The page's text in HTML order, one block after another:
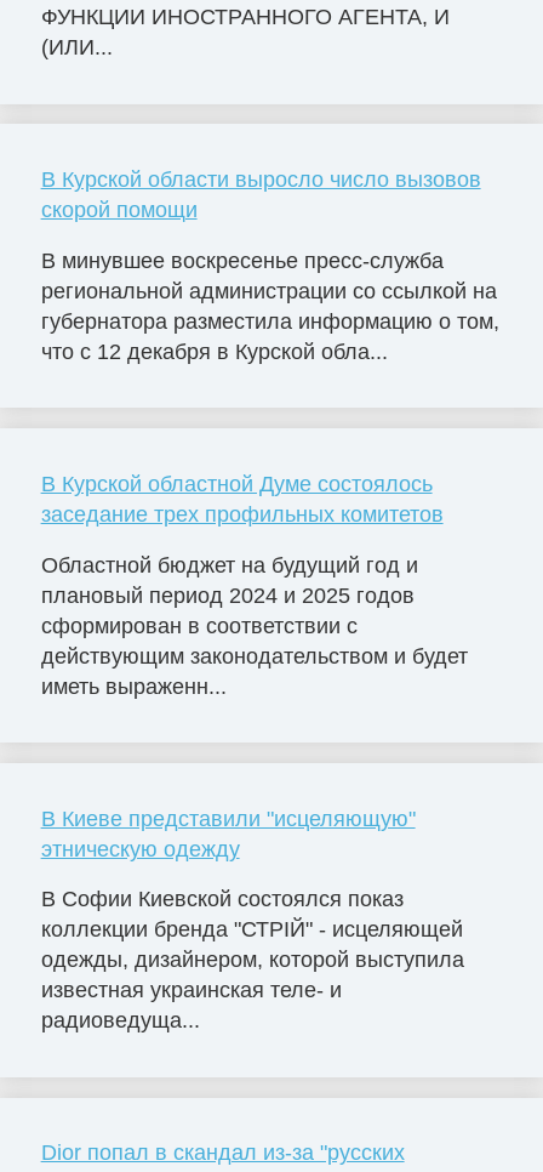
ФУНКЦИИ ИНОСТРАННОГО АГЕНТА, И
(ИЛИ...
В Курской области выросло число вызовов
скорой помощи
В минувшее воскресенье пресс-служба
региональной администрации со ссылкой на
губернатора разместила информацию о том,
что с 12 декабря в Курской обла...
В Курской областной Думе состоялось
заседание трех профильных комитетов
Областной бюджет на будущий год и
плановый период 2024 и 2025 годов
сформирован в соответствии с
действующим законодательством и будет
иметь выраженн...
В Киеве представили "исцеляющую"
этническую одежду
В Софии Киевской состоялся показ
коллекции бренда "СТРІЙ" - исцеляющей
одежды, дизайнером, которой выступила
известная украинская теле- и
радиоведуща...
Dior попал в скандал из-за "русских